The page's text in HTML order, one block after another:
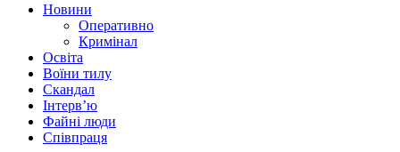
Новини
Оперативно
Кримінал
Освіта
Воїни тилу
Скандал
Інтерв’ю
Файні люди
Співпраця